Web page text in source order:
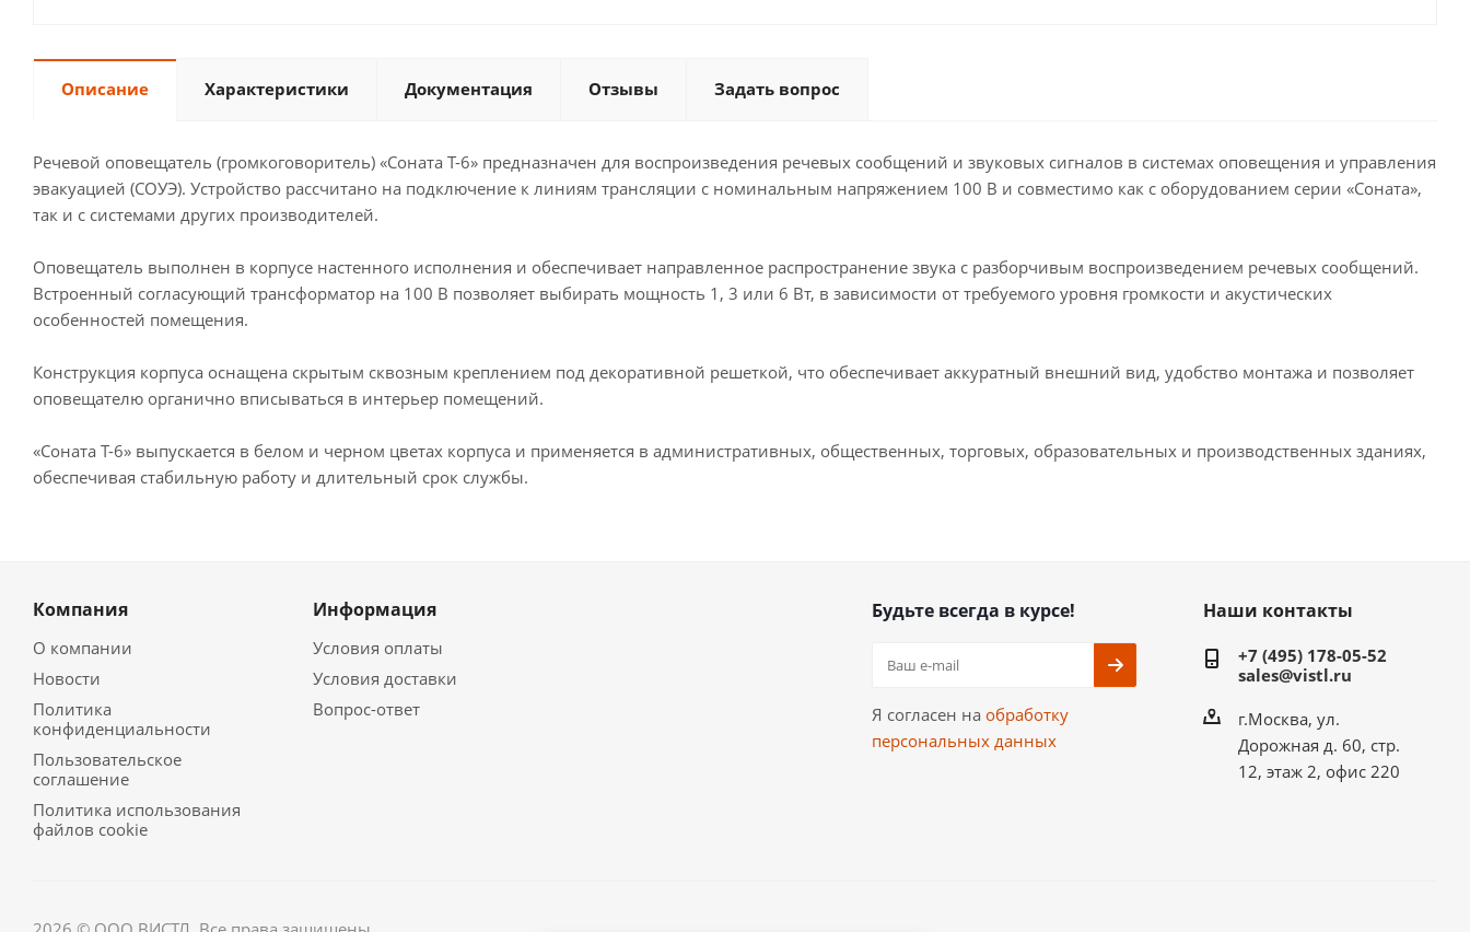
Описание Характеристики Документация Отзывы Задать вопрос
Речевой оповещатель (громкоговоритель) «Соната Т-6» предназначен для воспроизведения речевых сообщений и звуковых сигналов в системах оповещения и управления
эвакуацией (СОУЭ). Устройство рассчитано на подключение к линиям трансляции с номинальным напряжением 100 В и совместимо как с оборудованием серии «Соната»,
так и с системами других производителей.
Оповещатель выполнен в корпусе настенного исполнения и обеспечивает направленное распространение звука с разборчивым воспроизведением речевых сообщений.
Встроенный согласующий трансформатор на 100 В позволяет выбирать мощность 1, 3 или 6 Вт, в зависимости от требуемого уровня громкости и акустических
особенностей помещения.
Конструкция корпуса оснащена скрытым сквозным креплением под декоративной решеткой, что обеспечивает аккуратный внешний вид, удобство монтажа и позволяет
оповещателю органично вписываться в интерьер помещений.
«Соната Т-6» выпускается в белом и черном цветах корпуса и применяется в административных, общественных, торговых, образовательных и производственных зданиях,
обеспечивая стабильную работу и длительный срок службы.
Компания
О компании
Новости
Политика
конфиденциальности
Пользовательское
соглашение
Политика использования
файлов cookie
Информация
Условия оплаты
Условия доставки
Вопрос-ответ
Будьте всегда в курсе!
Я согласен на обработку
персональных данных
Наши контакты
+7 (495) 178-05-52
sales@vistl.ru
г.Москва, ул.
Дорожная д. 60, стр.
12, этаж 2, офис 220